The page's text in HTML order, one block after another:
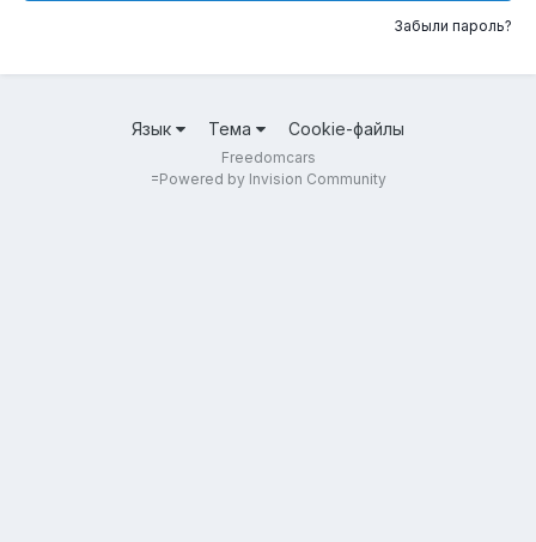
Забыли пароль?
Язык Тема Cookie-файлы
Freedomcars
=Powered by Invision Community